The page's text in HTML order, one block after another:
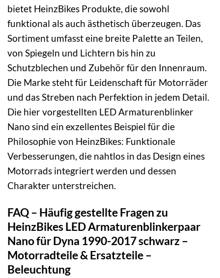
bietet HeinzBikes Produkte, die sowohl
funktional als auch ästhetisch überzeugen. Das
Sortiment umfasst eine breite Palette an Teilen,
von Spiegeln und Lichtern bis hin zu
Schutzblechen und Zubehör für den Innenraum.
Die Marke steht für Leidenschaft für Motorräder
und das Streben nach Perfektion in jedem Detail.
Die hier vorgestellten LED Armaturenblinker
Nano sind ein exzellentes Beispiel für die
Philosophie von HeinzBikes: Funktionale
Verbesserungen, die nahtlos in das Design eines
Motorrads integriert werden und dessen
Charakter unterstreichen.
FAQ – Häufig gestellte Fragen zu
HeinzBikes LED Armaturenblinkerpaar
Nano für Dyna 1990-2017 schwarz –
Motorradteile & Ersatzteile –
Beleuchtung